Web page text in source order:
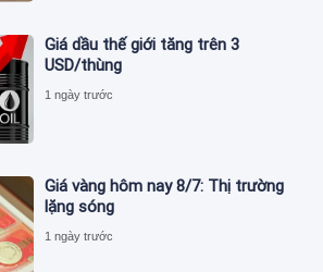
Giá dầu thế giới tăng trên 3
USD/thùng
1 ngày trước
Giá vàng hôm nay 8/7: Thị trường
lặng sóng
1 ngày trước